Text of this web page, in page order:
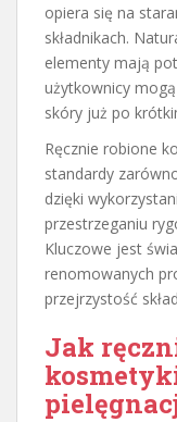
opiera się na
składnikach.
elementy mają
użytkownicy
skóry już po
Ręcznie robione
standardy
dzięki
przestrzeganiu
Kluczowe jest
renomowanych
przejrzystość
Jak